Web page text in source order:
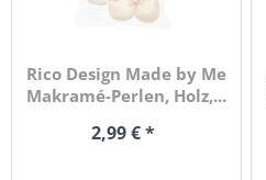
Rico Design Made by Me
Makramé-Perlen, Holz,...
2,99 € *